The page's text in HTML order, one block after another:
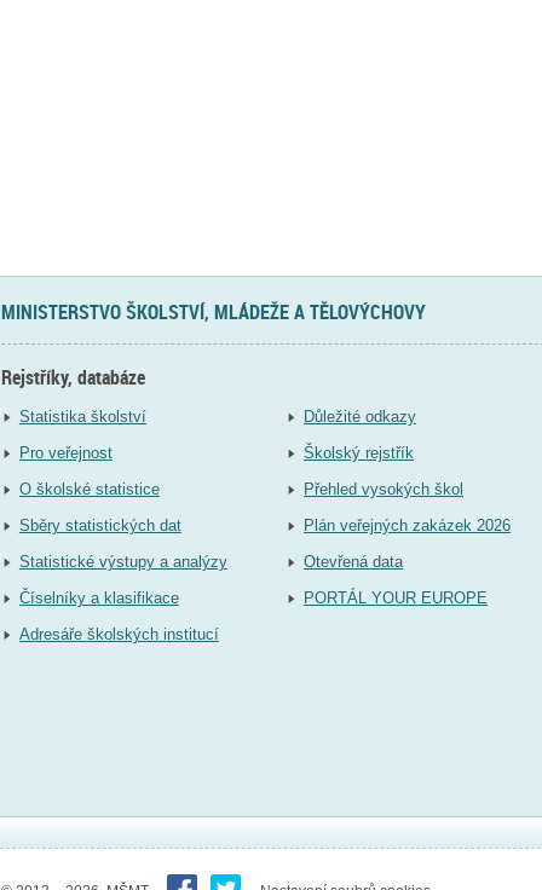
MINISTERSTVO ŠKOLSTVÍ, MLÁDEŽE A TĚLOVÝCHOVY
Rejstříky, databáze
Statistika školství
Pro veřejnost
O školské statistice
Sběry statistických dat
Statistické výstupy a analýzy
Číselníky a klasifikace
Adresáře školských institucí
Důležité odkazy
Školský rejstřík
Přehled vysokých škol
Plán veřejných zakázek 2026
Otevřená data
PORTÁL YOUR EUROPE